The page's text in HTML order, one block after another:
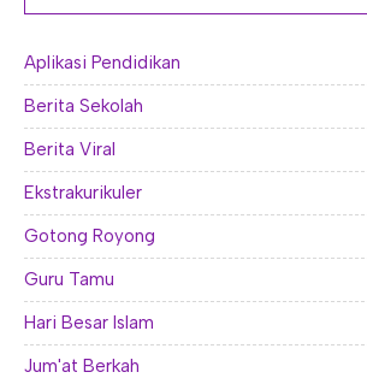
Aplikasi Pendidikan
Berita Sekolah
Berita Viral
Ekstrakurikuler
Gotong Royong
Guru Tamu
Hari Besar Islam
Jum'at Berkah